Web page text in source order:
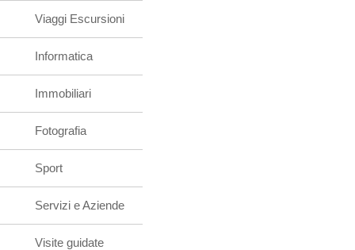
Viaggi Escursioni
Informatica
Immobiliari
Fotografia
Sport
Servizi e Aziende
Visite guidate